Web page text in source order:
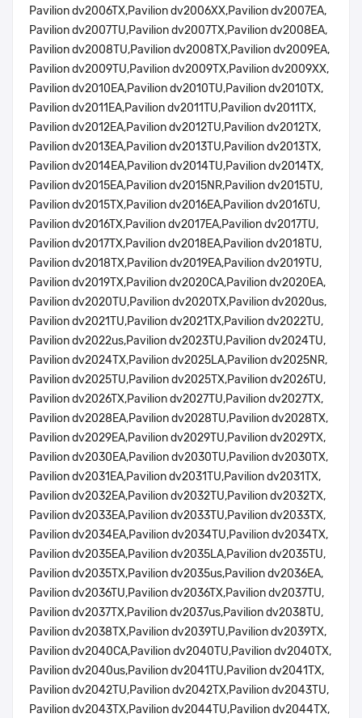
Pavilion dv2006TX,Pavilion dv2006XX,Pavilion dv2007EA,
Pavilion dv2007TU,Pavilion dv2007TX,Pavilion dv2008EA,
Pavilion dv2008TU,Pavilion dv2008TX,Pavilion dv2009EA,
Pavilion dv2009TU,Pavilion dv2009TX,Pavilion dv2009XX,
Pavilion dv2010EA,Pavilion dv2010TU,Pavilion dv2010TX,
Pavilion dv2011EA,Pavilion dv2011TU,Pavilion dv2011TX,
Pavilion dv2012EA,Pavilion dv2012TU,Pavilion dv2012TX,
Pavilion dv2013EA,Pavilion dv2013TU,Pavilion dv2013TX,
Pavilion dv2014EA,Pavilion dv2014TU,Pavilion dv2014TX,
Pavilion dv2015EA,Pavilion dv2015NR,Pavilion dv2015TU,
Pavilion dv2015TX,Pavilion dv2016EA,Pavilion dv2016TU,
Pavilion dv2016TX,Pavilion dv2017EA,Pavilion dv2017TU,
Pavilion dv2017TX,Pavilion dv2018EA,Pavilion dv2018TU,
Pavilion dv2018TX,Pavilion dv2019EA,Pavilion dv2019TU,
Pavilion dv2019TX,Pavilion dv2020CA,Pavilion dv2020EA,
Pavilion dv2020TU,Pavilion dv2020TX,Pavilion dv2020us,
Pavilion dv2021TU,Pavilion dv2021TX,Pavilion dv2022TU,
Pavilion dv2022us,Pavilion dv2023TU,Pavilion dv2024TU,
Pavilion dv2024TX,Pavilion dv2025LA,Pavilion dv2025NR,
Pavilion dv2025TU,Pavilion dv2025TX,Pavilion dv2026TU,
Pavilion dv2026TX,Pavilion dv2027TU,Pavilion dv2027TX,
Pavilion dv2028EA,Pavilion dv2028TU,Pavilion dv2028TX,
Pavilion dv2029EA,Pavilion dv2029TU,Pavilion dv2029TX,
Pavilion dv2030EA,Pavilion dv2030TU,Pavilion dv2030TX,
Pavilion dv2031EA,Pavilion dv2031TU,Pavilion dv2031TX,
Pavilion dv2032EA,Pavilion dv2032TU,Pavilion dv2032TX,
Pavilion dv2033EA,Pavilion dv2033TU,Pavilion dv2033TX,
Pavilion dv2034EA,Pavilion dv2034TU,Pavilion dv2034TX,
Pavilion dv2035EA,Pavilion dv2035LA,Pavilion dv2035TU,
Pavilion dv2035TX,Pavilion dv2035us,Pavilion dv2036EA,
Pavilion dv2036TU,Pavilion dv2036TX,Pavilion dv2037TU,
Pavilion dv2037TX,Pavilion dv2037us,Pavilion dv2038TU,
Pavilion dv2038TX,Pavilion dv2039TU,Pavilion dv2039TX,
Pavilion dv2040CA,Pavilion dv2040TU,Pavilion dv2040TX,
Pavilion dv2040us,Pavilion dv2041TU,Pavilion dv2041TX,
Pavilion dv2042TU,Pavilion dv2042TX,Pavilion dv2043TU,
Pavilion dv2043TX,Pavilion dv2044TU,Pavilion dv2044TX,